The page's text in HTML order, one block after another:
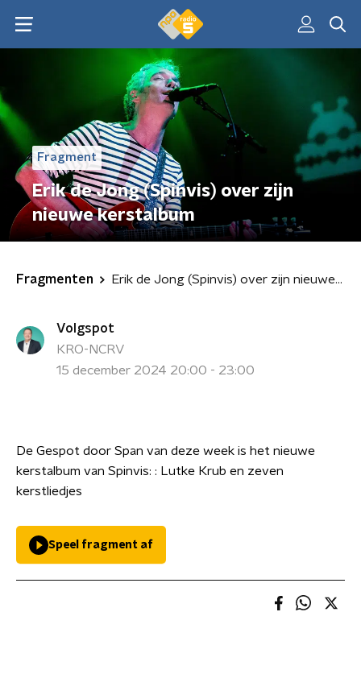
Fragment
Erik de Jong (Spinvis) over zijn
nieuwe kerstalbum
Fragmenten Erik de Jong (Spinvis) over zijn nieuwe kerstalbum
Volgspot
KRO-NCRV
15 december 2024 20:00 - 23:00
De Gespot door Span van deze week is het nieuwe
kerstalbum van Spinvis: : Lutke Krub en zeven
kerstliedjes
Speel fragment af